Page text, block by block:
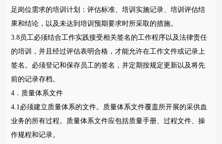
足岗位需求的培训计划：评估标准、培训实施记录、培训评估结
果和结论，以及未达到培训预期要求时所采取的措施。
3.8员工必须结合工作实践接受相关签名的工作程序以及法律责任
的培训，并且经过评估表明合格，才能允许在工作文件或记录上
签名。必须登记和保存员工的签名，并定期按规定更新以及将先
前的记录存档。
4．质量体系文件
4.1必须建立质量体系的文件。质量体系文件覆盖所开展的采供血
业务的所有过程。质量体系文件应包括质量手册、过程文件、操
作规程和记录。